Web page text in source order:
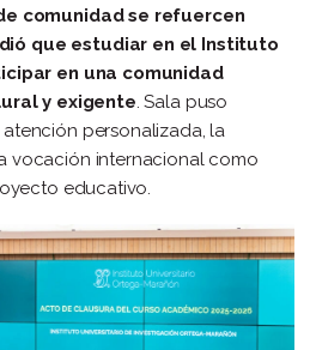
comunidad se refuercen
que estudiar en el Instituto
en una comunidad
y exigente. Sala puso
personalizada, la
vocación internacional como
educativo.